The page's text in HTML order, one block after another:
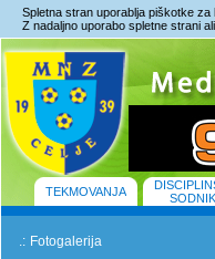
Spletna stran uporablja piškotke
Z nadaljno uporabo spletne strani
TEKMOVANJA
SODNIK
.: Fotogalerija